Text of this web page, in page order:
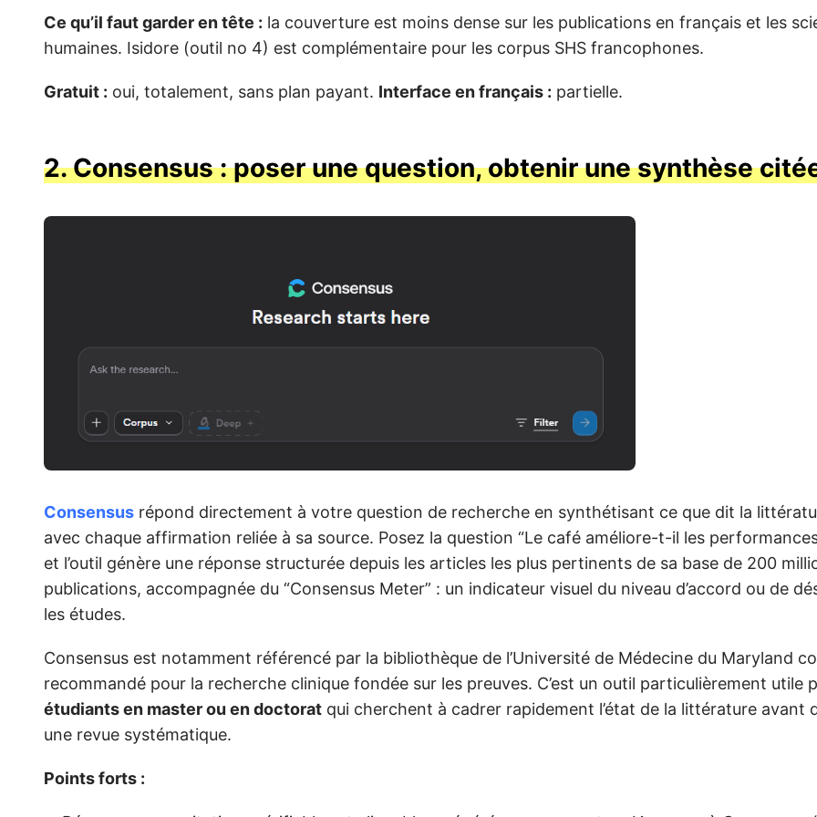
Ce qu’il faut garder en tête : la couverture est moins dense sur les publications en français et les
humaines. Isidore (outil no 4) est complémentaire pour les corpus SHS francophones.
Gratuit : oui, totalement, sans plan payant. Interface en français : partielle.
2. Consensus : poser une question, obtenir une synthèse
Consensus répond directement à votre question de recherche en synthétisant ce que dit la
avec chaque affirmation reliée à sa source. Posez la question “Le café améliore-t-il les
et l’outil génère une réponse structurée depuis les articles les plus pertinents de sa base de 200
publications, accompagnée du “Consensus Meter” : un indicateur visuel du niveau d’accord ou de
les études.
Consensus est notamment référencé par la bibliothèque de l’Université de Médecine du Maryland
recommandé pour la recherche clinique fondée sur les preuves. C’est un outil particulièrement utile
étudiants en master ou en doctorat qui cherchent à cadrer rapidement l’état de la littérature avant
une revue systématique.
Points forts :